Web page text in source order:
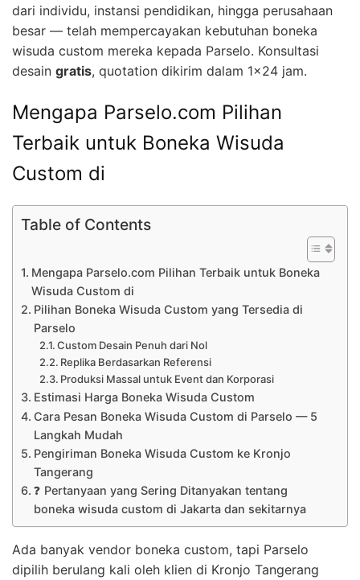
dari individu, instansi pendidikan, hingga perusahaan
besar — telah mempercayakan kebutuhan boneka
wisuda custom mereka kepada Parselo. Konsultasi
desain gratis, quotation dikirim dalam 1×24 jam.
Mengapa Parselo.com Pilihan
Terbaik untuk Boneka Wisuda
Custom di
Table of Contents
Mengapa Parselo.com Pilihan Terbaik untuk Boneka
Wisuda Custom di
Pilihan Boneka Wisuda Custom yang Tersedia di
Parselo
Custom Desain Penuh dari Nol
Replika Berdasarkan Referensi
Produksi Massal untuk Event dan Korporasi
Estimasi Harga Boneka Wisuda Custom
Cara Pesan Boneka Wisuda Custom di Parselo — 5
Langkah Mudah
Pengiriman Boneka Wisuda Custom ke Kronjo
Tangerang
❓ Pertanyaan yang Sering Ditanyakan tentang
boneka wisuda custom di Jakarta dan sekitarnya
Ada banyak vendor boneka custom, tapi Parselo
dipilih berulang kali oleh klien di Kronjo Tangerang